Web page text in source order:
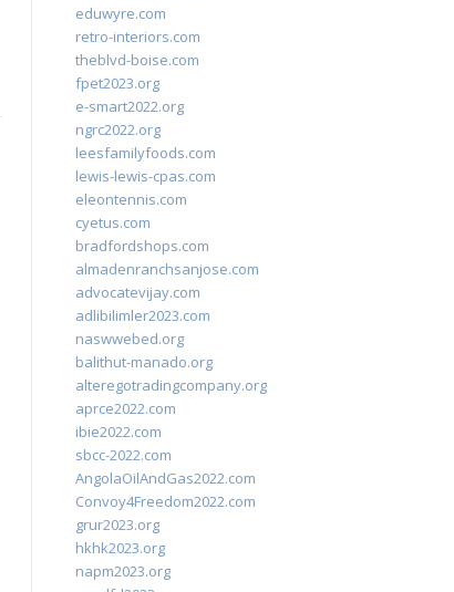
eduwyre.com
retro-interiors.com
theblvd-boise.com
fpet2023.org
e-smart2022.org
ngrc2022.org
leesfamilyfoods.com
lewis-lewis-cpas.com
eleontennis.com
cyetus.com
bradfordshops.com
almadenranchsanjose.com
advocatevijay.com
adlibilimler2023.com
naswwebed.org
balithut-manado.org
alteregotradingcompany.org
aprce2022.com
ibie2022.com
sbcc-2022.com
AngolaOilAndGas2022.com
Convoy4Freedom2022.com
grur2023.org
hkhk2023.org
napm2023.org